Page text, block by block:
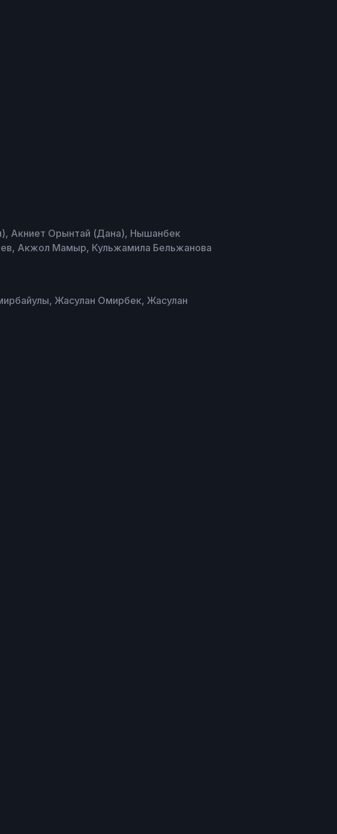
Акниет Орынтай (Дана), Нышанбек
Акжол Мамыр, Кульжамила Бельжанова
Жасулан Омирбек, Жасулан